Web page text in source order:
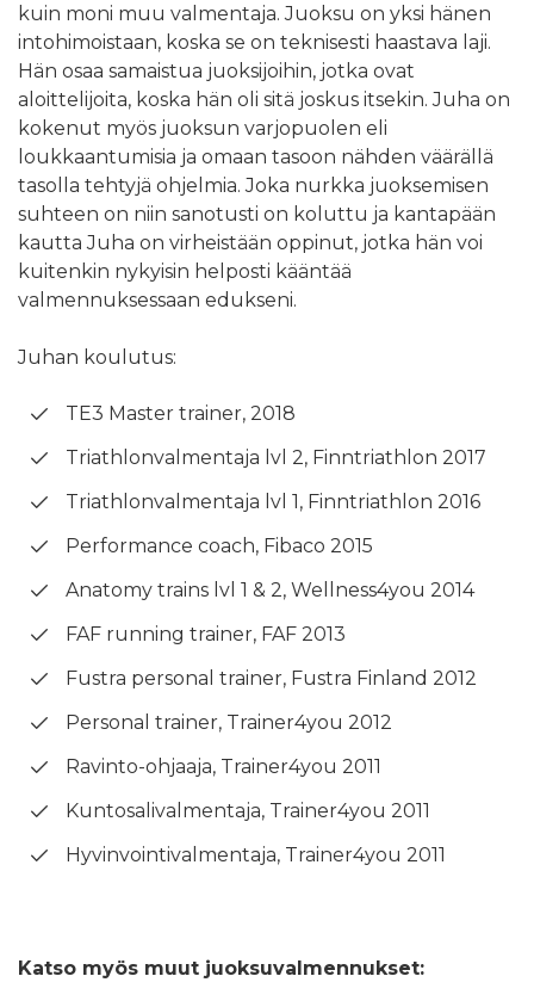
kuin moni muu valmentaja. Juoksu on yksi hänen
intohimoistaan, koska se on teknisesti haastava laji.
Hän osaa samaistua juoksijoihin, jotka ovat
aloittelijoita, koska hän oli sitä joskus itsekin. Juha on
kokenut myös juoksun varjopuolen eli
loukkaantumisia ja omaan tasoon nähden väärällä
tasolla tehtyjä ohjelmia. Joka nurkka juoksemisen
suhteen on niin sanotusti on koluttu ja kantapään
kautta Juha on virheistään oppinut, jotka hän voi
kuitenkin nykyisin helposti kääntää
valmennuksessaan edukseni.
Juhan koulutus:
TE3 Master trainer, 2018
Triathlonvalmentaja lvl 2, Finntriathlon 2017
Triathlonvalmentaja lvl 1, Finntriathlon 2016
Performance coach, Fibaco 2015
Anatomy trains lvl 1 & 2, Wellness4you 2014
FAF running trainer, FAF 2013
Fustra personal trainer, Fustra Finland 2012
Personal trainer, Trainer4you 2012
Ravinto-ohjaaja, Trainer4you 2011
Kuntosalivalmentaja, Trainer4you 2011
Hyvinvointivalmentaja, Trainer4you 2011
Katso myös muut juoksuvalmennukset: